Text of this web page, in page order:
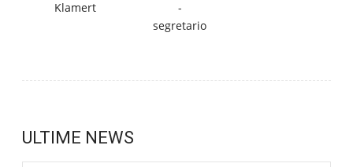
Klamert
-
segretario
ULTIME NEWS